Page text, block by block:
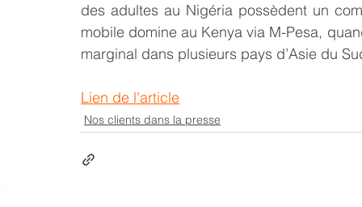
des adultes au Nigéria possèdent un
mobile domine au Kenya via M-Pesa,
marginal dans plusieurs pays d’Asie du
Lien de l'article
Nos clients dans la presse